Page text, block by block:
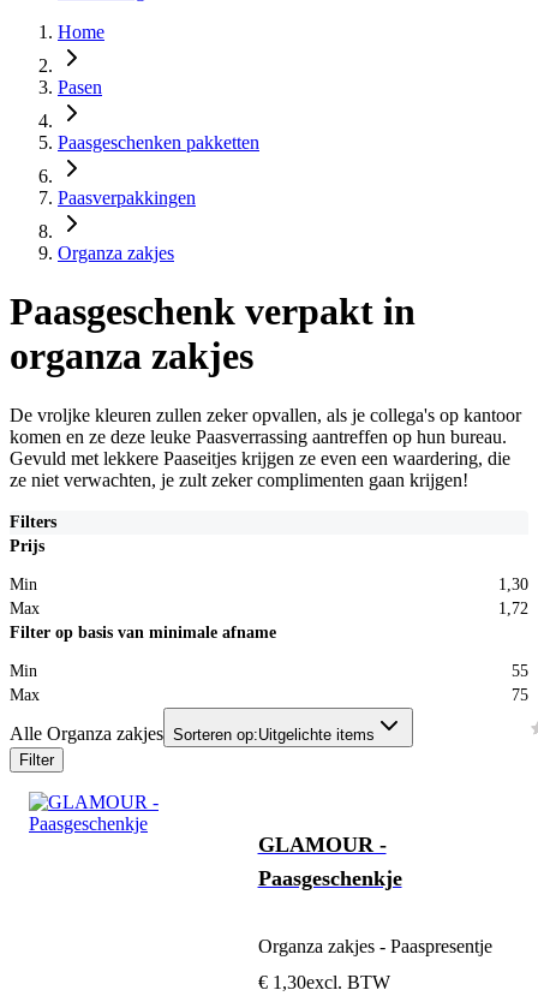
Home
Pasen
Paasgeschenken pakketten
Paasverpakkingen
Organza zakjes
Paasgeschenk verpakt in
organza zakjes
De vroljke kleuren zullen zeker opvallen, als je collega's op kantoor
komen en ze deze leuke Paasverrassing aantreffen op hun bureau.
Gevuld met lekkere Paaseitjes krijgen ze even een waardering, die
ze niet verwachten, je zult zeker complimenten gaan krijgen!
Filters
Prijs
Min
1,30
Max
1,72
Filter op basis van minimale afname
Min
55
Max
75
Alle Organza zakjes Sorteren op:Uitgelichte items
Filter
GLAMOUR -
Paasgeschenkje
Organza zakjes - Paaspresentje
€ 1,30excl. BTW